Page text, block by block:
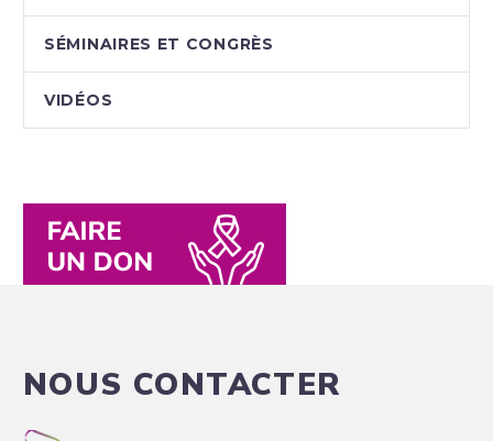
SÉMINAIRES ET CONGRÈS
VIDÉOS
NOUS CONTACTER